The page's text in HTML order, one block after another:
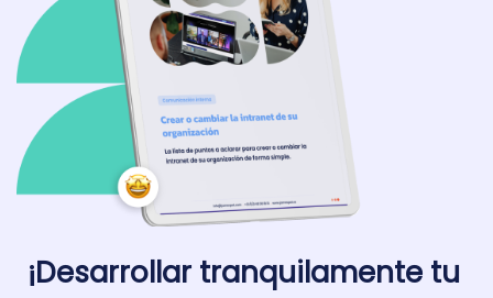
¡Desarrollar tranquilamente tu